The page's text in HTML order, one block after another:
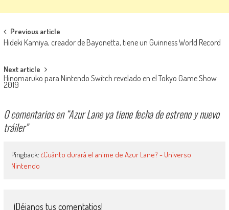
Navegación de entradas
Previous article
Hideki Kamiya, creador de Bayonetta, tiene un Guinness World Record
Next article
Hinomaruko para Nintendo Switch revelado en el Tokyo Game Show
2019
0 comentarios en “Azur Lane ya tiene fecha de estreno y nuevo
tráiler”
Pingback: ¿Cuánto durará el anime de Azur Lane? - Universo
Nintendo
¡Déjanos tus comentatios!